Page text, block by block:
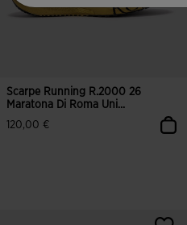
Scarpe Running R.2000 26
Maratona Di Roma Uni...
120,00 €
4,5 su 5 valutazione dei clienti